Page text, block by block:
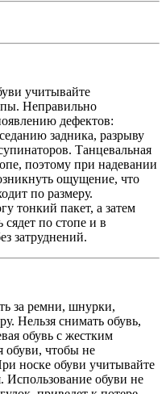
учитывайте
Неправильно
дефектов:
задника, разрыву
Танцевальная
поэтому при надевании
ощущение, что
по размеру.
тонкий пакет, а затем
по стопе и в
затруднений.
за ремни, шнурки,
Нельзя снимать обувь,
обувь с жестким
обуви, чтобы не
носке обуви учитывайте
Использование обуви не